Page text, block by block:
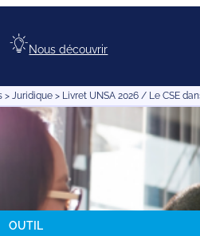
Nous découvrir
> Juridique> Livret UNSA 2026 / Le CSE
OUTIL